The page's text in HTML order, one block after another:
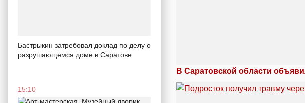
Бастрыкин затребовал доклад по делу о
разрушающемся доме в Саратове
15:10
В Саратовской области